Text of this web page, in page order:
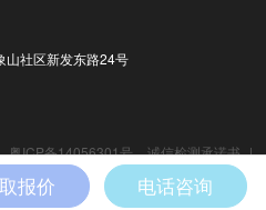
山社区新发东路24号
粤ICP备14056301号 诚信检测承诺书 |
|
报价 电话咨询